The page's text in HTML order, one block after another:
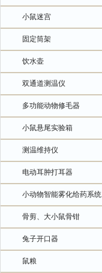
小鼠迷宫
固定筒架
饮水壶
双通道测温仪
多功能动物修毛器
小鼠悬尾实验箱
测温维持仪
电动耳肿打耳器
小动物智能雾化给药系统
骨剪、大小鼠骨钳
兔子开口器
鼠粮